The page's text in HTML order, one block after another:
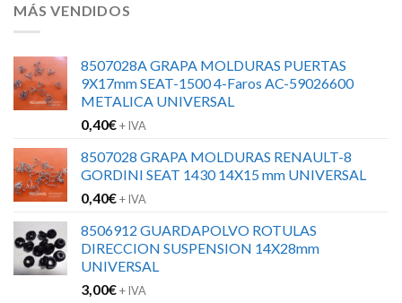
MÁS VENDIDOS
8507028A GRAPA MOLDURAS PUERTAS
9X17mm SEAT-1500 4-Faros AC-59026600
METALICA UNIVERSAL
0,40€+ IVA
8507028 GRAPA MOLDURAS RENAULT-8
GORDINI SEAT 1430 14X15 mm UNIVERSAL
0,40€+ IVA
8506912 GUARDAPOLVO ROTULAS
DIRECCION SUSPENSION 14X28mm
UNIVERSAL
3,00€+ IVA